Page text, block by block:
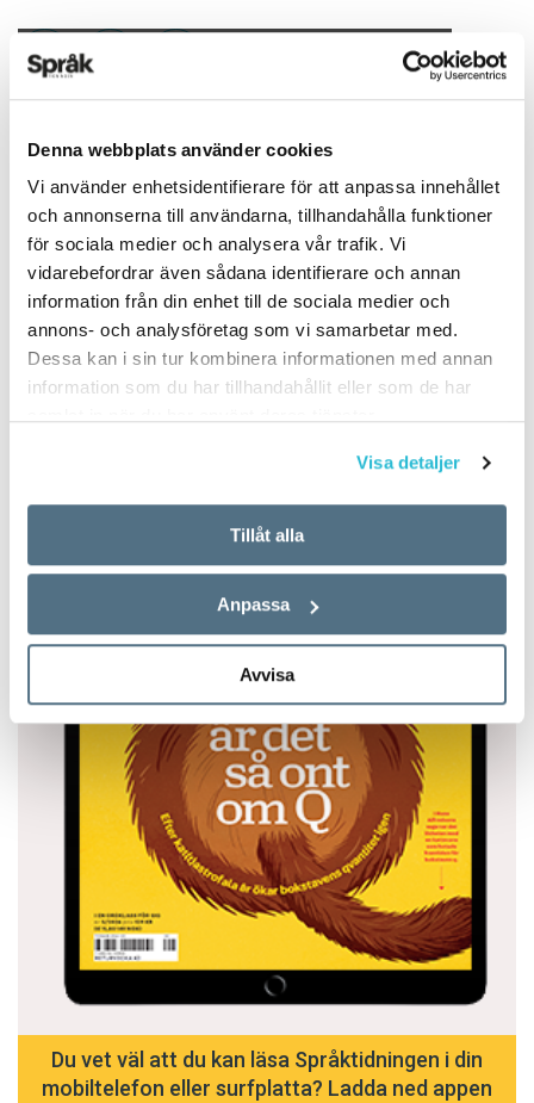
Denna webbplats använder cookies
Vi använder enhetsidentifierare för att anpassa innehållet
och annonserna till användarna, tillhandahålla funktioner
för sociala medier och analysera vår trafik. Vi
vidarebefordrar även sådana identifierare och annan
information från din enhet till de sociala medier och
annons- och analysföretag som vi samarbetar med.
Dessa kan i sin tur kombinera informationen med annan
information som du har tillhandahållit eller som de har
Visa detaljer
Tillåt alla
Anpassa
Avvisa
Det här innehållet kräver att du accepterar cookies.
TEXT:ANDERS SVENSSON
PUBLICERAD 2019-10-23
BILD: ANDERS SVENSSON
PODDEN
Du vet väl att du kan läsa Språktidningen i din
mobiltelefon eller surfplatta? Ladda ned appen